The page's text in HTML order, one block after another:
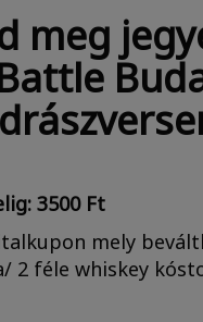
meg
3500 Ft
mely
2 féle whiskey